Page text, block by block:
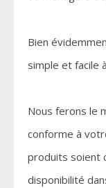
Bien
simple et facile
Nous ferons le
conforme à
produits soient
disponibilité